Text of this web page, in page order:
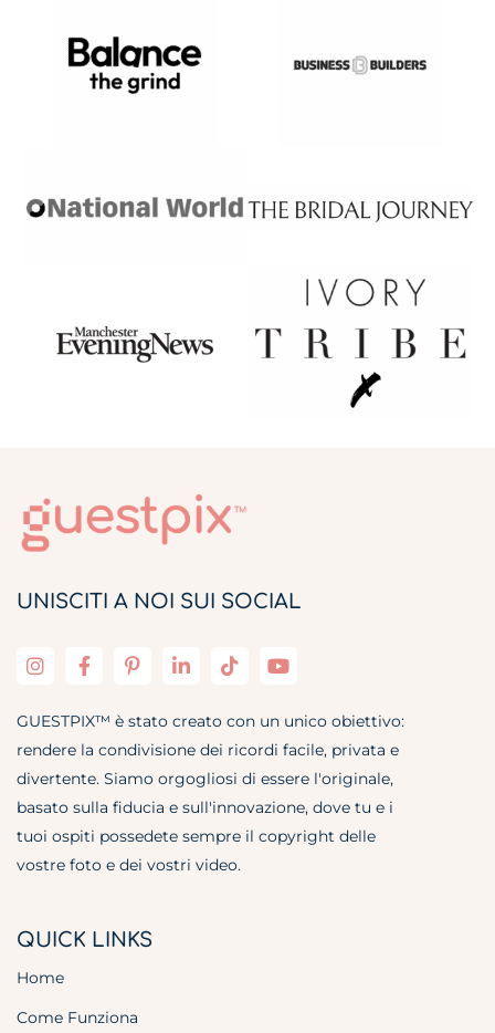
UNISCITI A NOI SUI SOCIAL
GUESTPIX™ è stato creato con un unico obiettivo:
rendere la condivisione dei ricordi facile, privata e
divertente. Siamo orgogliosi di essere l'originale,
basato sulla fiducia e sull'innovazione, dove tu e i
tuoi ospiti possedete sempre il copyright delle
vostre foto e dei vostri video.
QUICK LINKS
Home
Come Funziona